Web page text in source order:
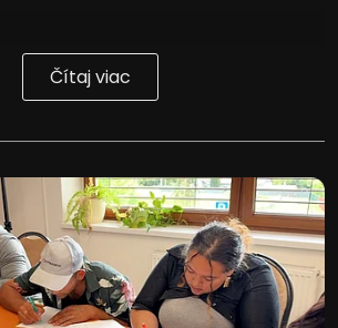
Čítaj viac